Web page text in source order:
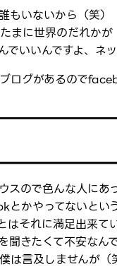
もいないから（笑
に世界のだれかが
でいいんですよ、ネ
ログがあるので
スので色んな人にあ
とかやってないとい
はそれに満足出来て
聞きたくて不安なん
は言及しませんが（